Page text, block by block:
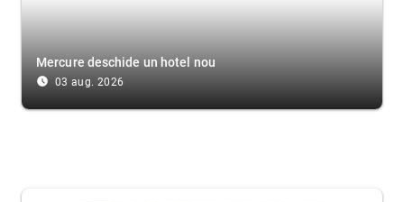
Mercure deschide un hotel nou
access_time_filled 03 aug. 2026